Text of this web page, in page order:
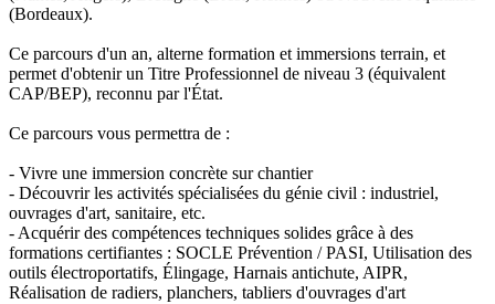
(Bordeaux).
Ce parcours d'un an, alterne formation et immersions terrain, et
permet d'obtenir un Titre Professionnel de niveau 3 (équivalent
CAP/BEP), reconnu par l'État.
Ce parcours vous permettra de :
- Vivre une immersion concrète sur chantier
- Découvrir les activités spécialisées du génie civil : industriel,
ouvrages d'art, sanitaire, etc.
- Acquérir des compétences techniques solides grâce à des
formations certifiantes : SOCLE Prévention / PASI, Utilisation des
outils électroportatifs, Élingage, Harnais antichute, AIPR,
Réalisation de radiers, planchers, tabliers d'ouvrages d'art